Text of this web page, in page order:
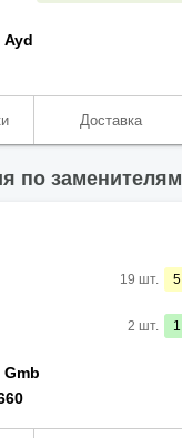
Ayd
Доставка
по заменителям
19 шт. 5
2 шт. 1
Gmb